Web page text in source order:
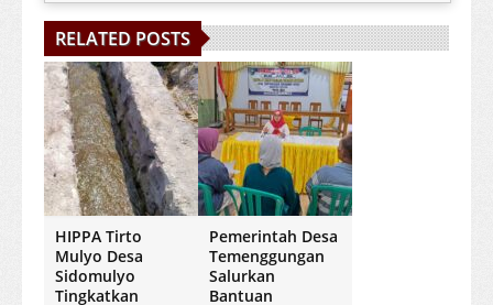
RELATED POSTS
HIPPA Tirto
Mulyo Desa
Sidomulyo
Tingkatkan
Pemerintah Desa
Temenggungan
Salurkan
Bantuan